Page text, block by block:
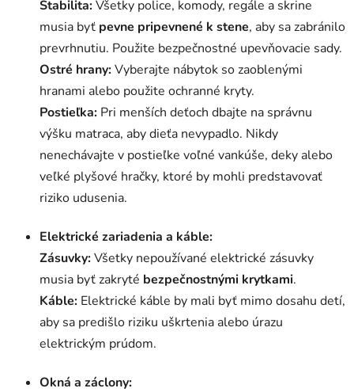
Stabilita:Všetky police, komody, regále a skrine
musia byť pevne pripevnené k stene, aby sa zabránilo
prevrhnutiu. Použite bezpečnostné upevňovacie sady.
Ostré hrany:Vyberajte nábytok so zaoblenými
hranami alebo použite ochranné kryty.
Postieľka: Pri menších deťoch dbajte na správnu
výšku matraca, aby dieťa nevypadlo. Nikdy
nenechávajte v postieľke voľné vankúše, deky alebo
veľké plyšové hračky, ktoré by mohli predstavovať
riziko udusenia.
Elektrické zariadenia a káble:
Zásuvky:Všetky nepoužívané elektrické zásuvky
musia byť zakryté bezpečnostnými krytkami.
Káble: Elektrické káble by mali byť mimo dosahu detí,
aby sa predišlo riziku uškrtenia alebo úrazu
elektrickým prúdom.
Okná a záclony: